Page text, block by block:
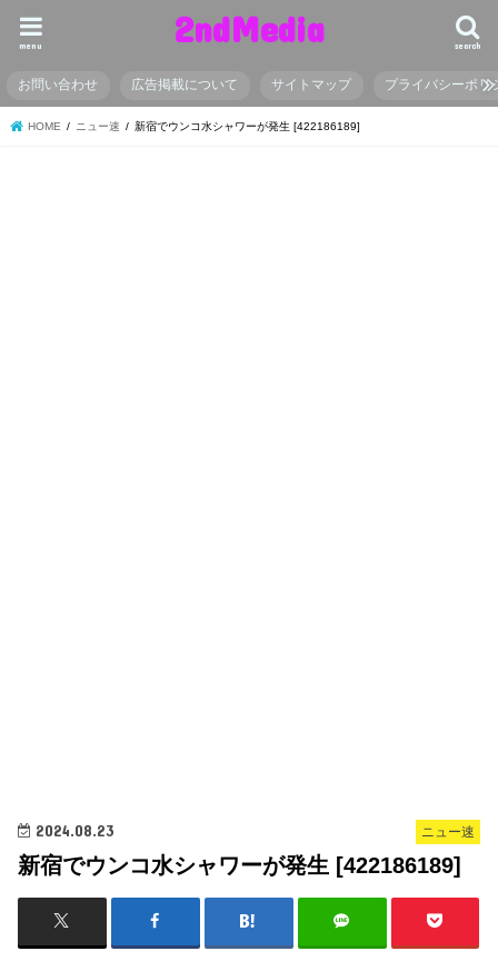
2ndMedia search
menu
お問い合わせ 広告掲載について サイトマップ プライバシーポリ
HOME ニュー速 新宿でウンコ水シャワーが発生 [422186189]
ニュー速
2024.08.23
新宿でウンコ水シャワーが発生 [422186189]